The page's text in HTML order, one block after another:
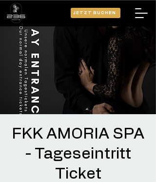
JETZT BUCHEN
FKK AMORIA SPA
- Tageseintritt
Ticket